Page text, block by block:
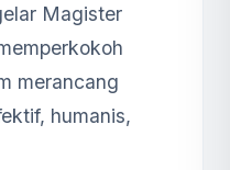
Magister
merancang
humanis,